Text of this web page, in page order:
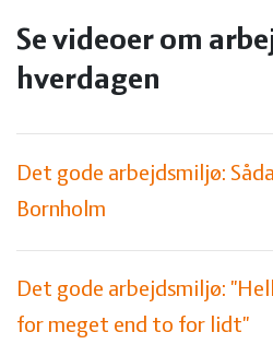
Se videoer om
hverdagen
Det gode arbejdsmiljø:
Bornholm
Det gode arbejdsmiljø:
for meget end to for lidt"